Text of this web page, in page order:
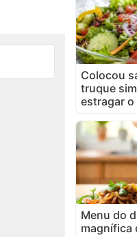
Colocou
truque
estragar
Menu do
magnífica